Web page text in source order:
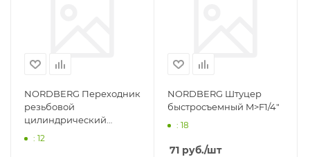
NORDBERG Переходник
резьбовой
цилиндрический
M1/2">F1/4"
: 12
NORDBERG Штуцер
быстросъемный M>F1/4"
: 18
71 руб./шт